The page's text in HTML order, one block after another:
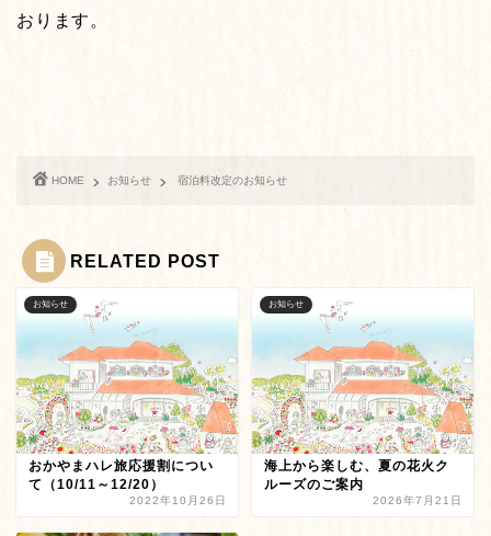
おります。
HOME お知らせ 宿泊料改定のお知らせ
RELATED POST
お知らせ
おかやまハレ旅応援割につい
て（10/11～12/20）
2022年10月26日
お知らせ
海上から楽しむ、夏の花火ク
ルーズのご案内
2026年7月21日